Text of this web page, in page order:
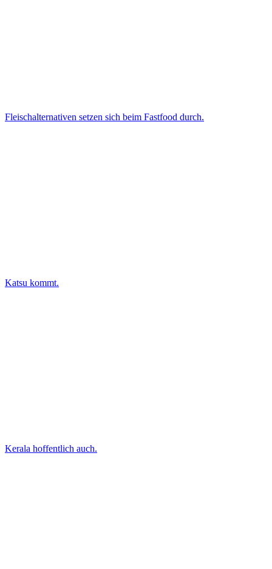
Fleischalternativen setzen sich beim Fastfood durch.
Katsu kommt.
Kerala hoffentlich auch.